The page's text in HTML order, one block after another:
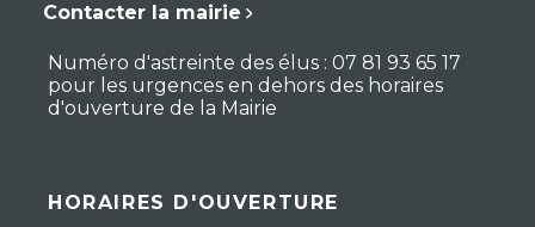
Contacter la mairie
Numéro d'astreinte des élus : 07 81 93 65 17
pour les urgences en dehors des horaires
d'ouverture de la Mairie
HORAIRES D'OUVERTURE